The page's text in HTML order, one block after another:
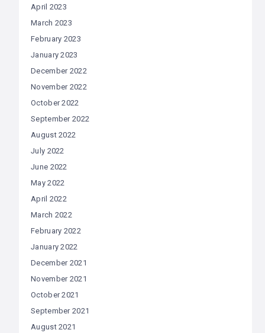
April 2023
March 2023
February 2023
January 2023
December 2022
November 2022
October 2022
September 2022
August 2022
July 2022
June 2022
May 2022
April 2022
March 2022
February 2022
January 2022
December 2021
November 2021
October 2021
September 2021
August 2021